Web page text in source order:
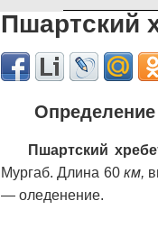
Пшартский
Пшартский
Мургаб. Длина 60км,
— оледенение.